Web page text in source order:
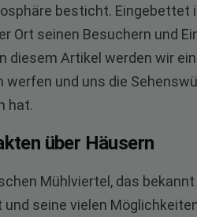
besticht. Eingebettet
Ort seinen Besuchern und
diesem Artikel werden wir
und uns die
hat.
über Häusern
Mühlviertel, das
seine vielen